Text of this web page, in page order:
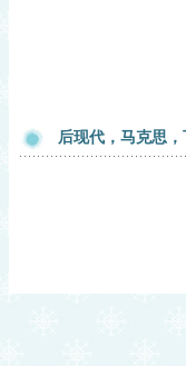
后现代，马克思